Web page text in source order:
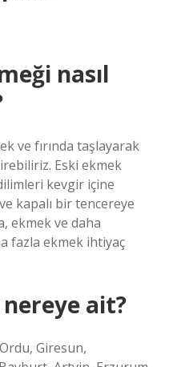
nasıl
ve fırında taşlayarak
Eski ekmek
kevgir içine
kapalı bir tencereye
ekmek ve daha
fazla ekmek ihtiyaç
ait?
Giresun,